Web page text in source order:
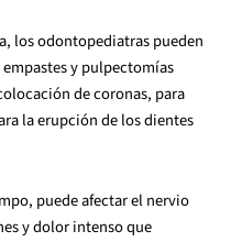
los odontopediatras pueden
y pulpectomías
de coronas, para
la erupción de los dientes
puede afectar el nervio
y dolor intenso que